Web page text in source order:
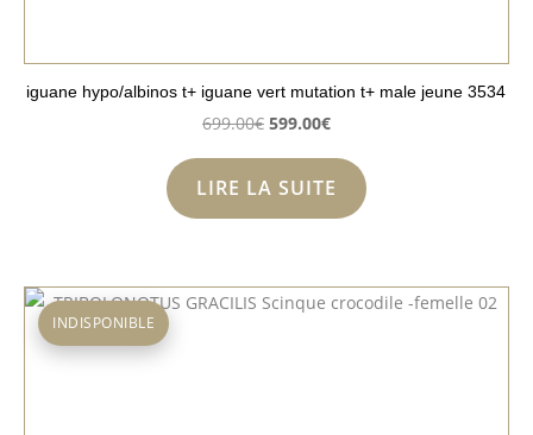
iguane hypo/albinos t+ iguane vert mutation t+ male jeune 3534
699.00€ Le
initial
était :
599.00€Le
actuel
est :
LIRE LA SUITE
INDISPONIBLE